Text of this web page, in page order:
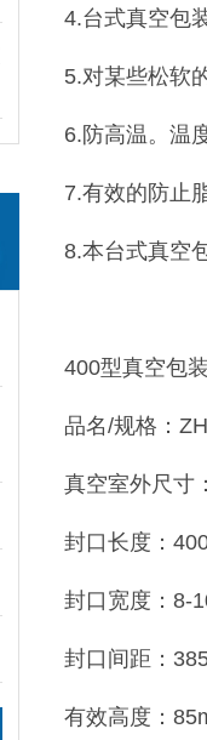
4.台式真空包
5.对某些松软
6.防高温。温
7.有效的防止
8.本台式真空
400型真空包
品名/规格：
真空室外尺寸
封口长度：
封口宽度：8-
封口间距：
有效高度：